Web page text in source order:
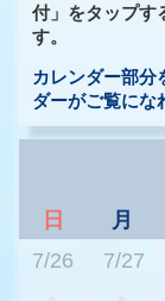
付」をタップす
す。
カレンダー部分
ダーがご覧にな
日 月
7/26
7/27